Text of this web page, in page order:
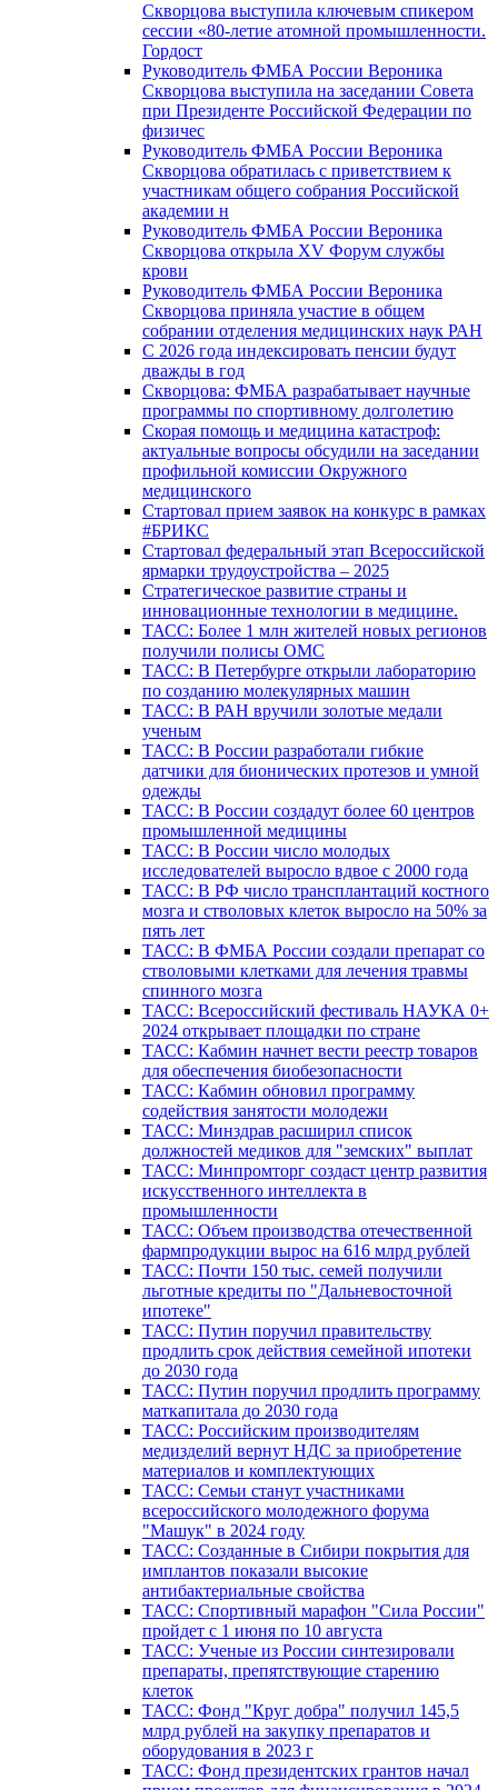
Скворцова выступила ключевым спикером
сессии «80-летие атомной промышленности.
Гордост
Руководитель ФМБА России Вероника
Скворцова выступила на заседании Совета
при Президенте Российской Федерации по
физичес
Руководитель ФМБА России Вероника
Скворцова обратилась с приветствием к
участникам общего собрания Российской
академии н
Руководитель ФМБА России Вероника
Скворцова открыла XV Форум службы
крови
Руководитель ФМБА России Вероника
Скворцова приняла участие в общем
собрании отделения медицинских наук РАН
С 2026 года индексировать пенсии будут
дважды в год
Скворцова: ФМБА разрабатывает научные
программы по спортивному долголетию
Скорая помощь и медицина катастроф:
актуальные вопросы обсудили на заседании
профильной комиссии Окружного
медицинского
Стартовал прием заявок на конкурс в рамках
#БРИКС
Стартовал федеральный этап Всероссийской
ярмарки трудоустройства – 2025
Стратегическое развитие страны и
инновационные технологии в медицине.
ТАСС: Более 1 млн жителей новых регионов
получили полисы ОМС
ТАСС: В Петербурге открыли лабораторию
по созданию молекулярных машин
ТАСС: В РАН вручили золотые медали
ученым
ТАСС: В России разработали гибкие
датчики для бионических протезов и умной
одежды
ТАСС: В России создадут более 60 центров
промышленной медицины
ТАСС: В России число молодых
исследователей выросло вдвое с 2000 года
ТАСС: В РФ число трансплантаций костного
мозга и стволовых клеток выросло на 50% за
пять лет
ТАСС: В ФМБА России создали препарат со
стволовыми клетками для лечения травмы
спинного мозга
ТАСС: Всероссийский фестиваль НАУКА 0+
2024 открывает площадки по стране
ТАСС: Кабмин начнет вести реестр товаров
для обеспечения биобезопасности
ТАСС: Кабмин обновил программу
содействия занятости молодежи
ТАСС: Минздрав расширил список
должностей медиков для "земских" выплат
ТАСС: Минпромторг создаст центр развития
искусственного интеллекта в
промышленности
ТАСС: Объем производства отечественной
фармпродукции вырос на 616 млрд рублей
ТАСС: Почти 150 тыс. семей получили
льготные кредиты по "Дальневосточной
ипотеке"
ТАСС: Путин поручил правительству
продлить срок действия семейной ипотеки
до 2030 года
ТАСС: Путин поручил продлить программу
маткапитала до 2030 года
ТАСС: Российским производителям
медизделий вернут НДС за приобретение
материалов и комплектующих
ТАСС: Семьи станут участниками
всероссийского молодежного форума
"Машук" в 2024 году
ТАСС: Созданные в Сибири покрытия для
имплантов показали высокие
антибактериальные свойства
ТАСС: Спортивный марафон "Сила России"
пройдет с 1 июня по 10 августа
ТАСС: Ученые из России синтезировали
препараты, препятствующие старению
клеток
ТАСС: Фонд "Круг добра" получил 145,5
млрд рублей на закупку препаратов и
оборудования в 2023 г
ТАСС: Фонд президентских грантов начал